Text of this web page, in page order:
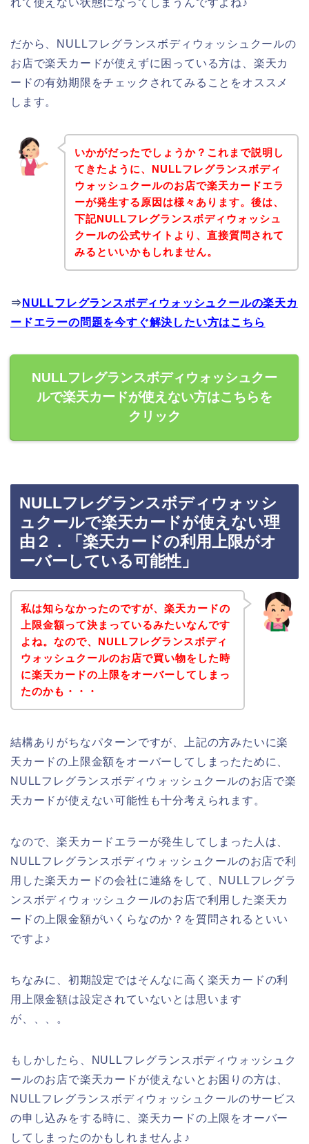
れて使えない状態になってしまうんですよね♪
だから、NULLフレグランスボディウォッシュクールの
お店で楽天カードが使えずに困っている方は、楽天カ
ードの有効期限をチェックされてみることをオススメ
します。
いかがだったでしょうか？これまで説明し
てきたように、NULLフレグランスボディ
ウォッシュクールのお店で楽天カードエラ
ーが発生する原因は様々あります。後は、
下記NULLフレグランスボディウォッシュ
クールの公式サイトより、直接質問されて
みるといいかもしれません。
⇒ NULLフレグランスボディウォッシュクールの楽天カ
ードエラーの問題を今すぐ解決したい方はこちら
NULLフレグランスボディウォッシュクー
ルで楽天カードが使えない方はこちらを
クリック
NULLフレグランスボディウォッシ
ュクールで楽天カードが使えない理
由２．「楽天カードの利用上限がオ
ーバーしている可能性」
私は知らなかったのですが、楽天カードの
上限金額って決まっているみたいなんです
よね。なので、NULLフレグランスボディ
ウォッシュクールのお店で買い物をした時
に楽天カードの上限をオーバーしてしまっ
たのかも・・・
結構ありがちなパターンですが、上記の方みたいに楽
天カードの上限金額をオーバーしてしまったために、
NULLフレグランスボディウォッシュクールのお店で楽
天カードが使えない可能性も十分考えられます。
なので、楽天カードエラーが発生してしまった人は、
NULLフレグランスボディウォッシュクールのお店で利
用した楽天カードの会社に連絡をして、NULLフレグラ
ンスボディウォッシュクールのお店で利用した楽天カ
ードの上限金額がいくらなのか？を質問されるといい
ですよ♪
ちなみに、初期設定ではそんなに高く楽天カードの利
用上限金額は設定されていないとは思います
が、、、。
もしかしたら、NULLフレグランスボディウォッシュク
ールのお店で楽天カードが使えないとお困りの方は、
NULLフレグランスボディウォッシュクールのサービス
の申し込みをする時に、楽天カードの上限をオーバー
してしまったのかもしれませんよ♪